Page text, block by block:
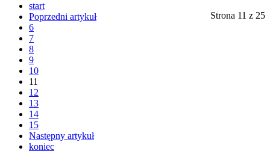
Strona 11 z 25
start
Poprzedni artykuł
6
7
8
9
10
11
12
13
14
15
Następny artykuł
koniec